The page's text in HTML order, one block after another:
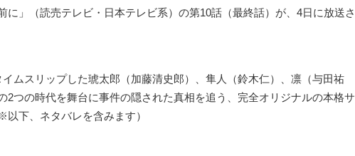
」（読売テレビ・日本テレビ系）の第10話（最終話）が、4日に放送さ
ムスリップした琥太郎（加藤清史郎）、隼人（鈴木仁）、凛（与田祐
2つの時代を舞台に事件の隠された真相を追う、完全オリジナルの本格サ
下、ネタバレを含みます）